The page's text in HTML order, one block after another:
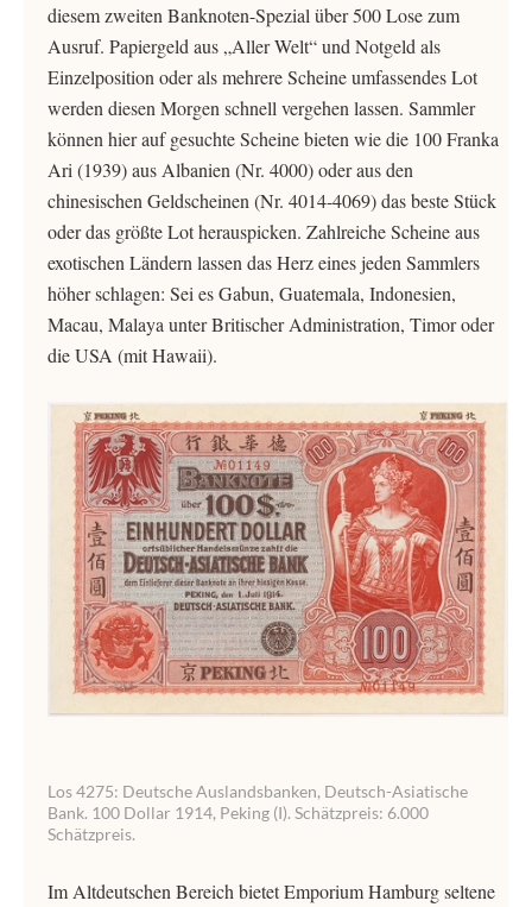
diesem zweiten Banknoten-Spezial über 500 Lose zum
Ausruf. Papiergeld aus „Aller Welt“ und Notgeld als
Einzelposition oder als mehrere Scheine umfassendes Lot
werden diesen Morgen schnell vergehen lassen. Sammler
können hier auf gesuchte Scheine bieten wie die 100 Franka
Ari (1939) aus Albanien (Nr. 4000) oder aus den
chinesischen Geldscheinen (Nr. 4014-4069) das beste Stück
oder das größte Lot herauspicken. Zahlreiche Scheine aus
exotischen Ländern lassen das Herz eines jeden Sammlers
höher schlagen: Sei es Gabun, Guatemala, Indonesien,
Macau, Malaya unter Britischer Administration, Timor oder
die USA (mit Hawaii).
Los 4275: Deutsche Auslandsbanken, Deutsch-Asiatische
Bank. 100 Dollar 1914, Peking (I). Schätzpreis: 6.000
Schätzpreis.
Im Altdeutschen Bereich bietet Emporium Hamburg seltene